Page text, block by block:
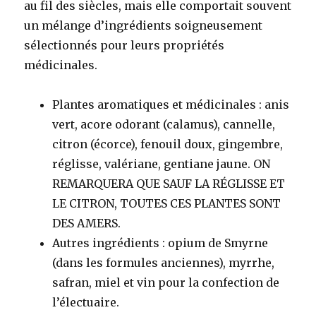
au fil des siècles, mais elle comportait souvent
un mélange d’ingrédients soigneusement
sélectionnés pour leurs propriétés
médicinales.
Plantes aromatiques et médicinales : anis
vert, acore odorant (calamus), cannelle,
citron (écorce), fenouil doux, gingembre,
réglisse, valériane, gentiane jaune. ON
REMARQUERA QUE SAUF LA RÉGLISSE ET
LE CITRON, TOUTES CES PLANTES SONT
DES AMERS.
Autres ingrédients : opium de Smyrne
(dans les formules anciennes), myrrhe,
safran, miel et vin pour la confection de
l’électuaire.